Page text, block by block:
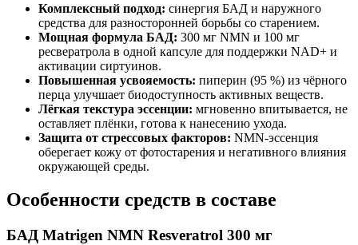
Комплексный подход: синергия БАД и наружного
средства для разносторонней борьбы со старением.
Мощная формула БАД: 300 мг NMN и 100 мг
ресвератрола в одной капсуле для поддержки NAD+ и
активации сиртуинов.
Повышенная усвояемость: пиперин (95 %) из чёрного
перца улучшает биодоступность активных веществ.
Лёгкая текстура эссенции: мгновенно впитывается, не
оставляет плёнки, готова к нанесению ухода.
Защита от стрессовых факторов: NMN-эссенция
оберегает кожу от фотостарения и негативного влияния
окружающей среды.
Особенности средств в составе
БАД Matrigen NMN Resveratrol 300 мг